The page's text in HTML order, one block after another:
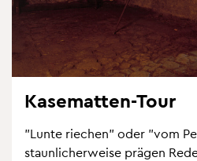
Ka­se­mat­ten-Tour
"Lunte rie­chen" oder "vom
staun­li­cher­wei­se prä­gen